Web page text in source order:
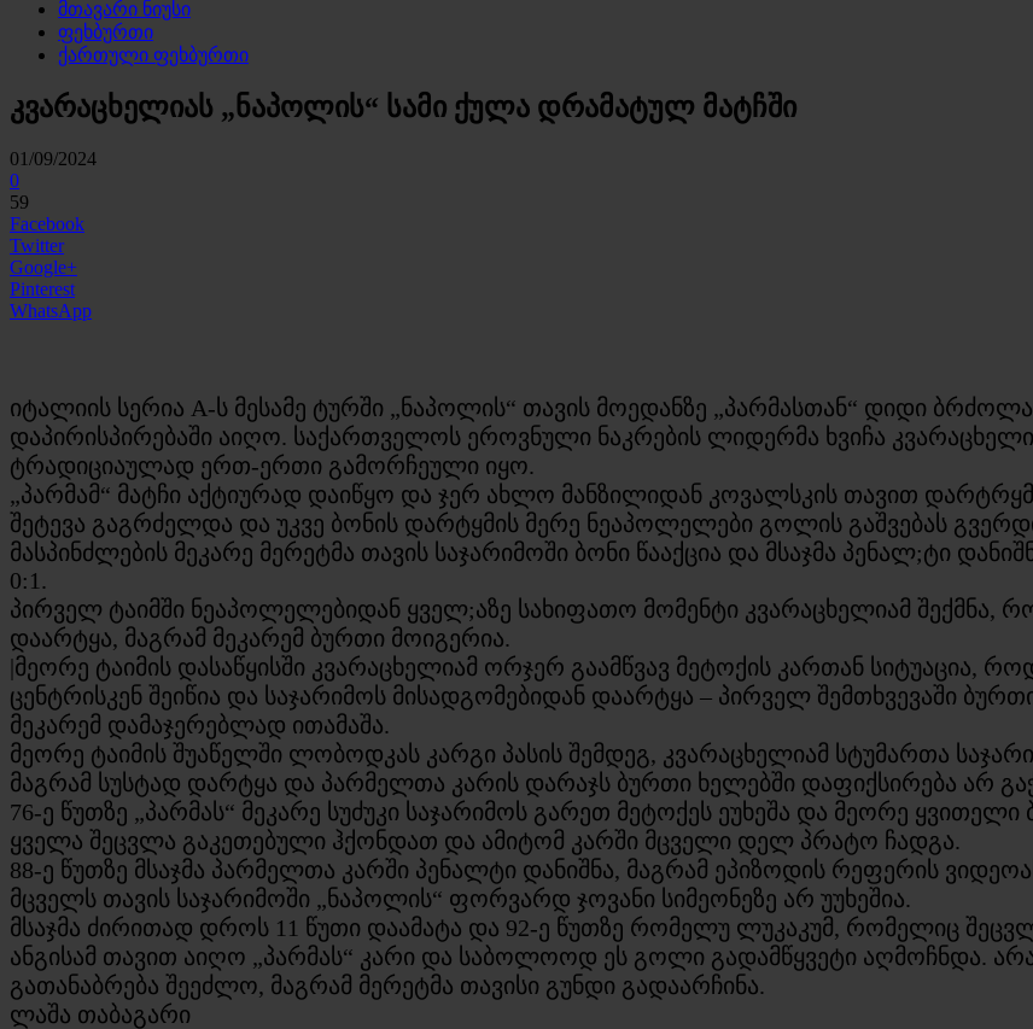
მთავარი ნიუსი
ფეხბურთი
ქართული ფეხბურთი
კვარაცხელიას „ნაპოლის“ სამი ქულა დრამატულ მატჩში
01/09/2024
0
59
Facebook
Twitter
Google+
Pinterest
WhatsApp
იტალიის სერია A-ს მესამე ტურში „ნაპოლის“ თავის მოედანზე „პარმასთან“ დიდი
დაპირისპირებაში აიღო. საქართველოს ეროვნული ნაკრების ლიდერმა ხვიჩა
ტრადიციაულად ერთ-ერთი გამორჩეული იყო.
„პარმამ“ მატჩი აქტიურად დაიწყო და ჯერ ახლო მანზილიდან კოვალსკის თავით
შეტევა გაგრძელდა და უკვე ბონის დარტყმის მერე ნეაპოლელები გოლის გაშვებას
მასპინძლების მეკარე მერეტმა თავის საჯარიმოში ბონი წააქცია და მსაჯმა პენალ;ტი
0:1.
პირველ ტაიმში ნეაპოლელებიდან ყველ;აზე სახიფათო მომენტი კვარაცხელიამ შექმნა,
დაარტყა, მაგრამ მეკარემ ბურთი მოიგერია.
|მეორე ტაიმის დასაწყისში კვარაცხელიამ ორჯერ გაამწვავ მეტოქის კართან სიტუაცია,
ცენტრისკენ შეიწია და საჯარიმოს მისადგომებიდან დაარტყა – პირველ შემთხვევაში
მეკარემ დამაჯერებლად ითამაშა.
მეორე ტაიმის შუაწელში ლობოდკას კარგი პასის შემდეგ, კვარაცხელიამ სტუმართა
მაგრამ სუსტად დარტყა და პარმელთა კარის დარაჯს ბურთი ხელებში დაფიქსირება არ
76-ე წუთზე „პარმას“ მეკარე სუძუკი საჯარიმოს გარეთ მეტოქეს ეუხეშა და მეორე
ყველა შეცვლა გაკეთებული ჰქონდათ და ამიტომ კარში მცველი დელ პრატო ჩადგა.
88-ე წუთზე მსაჯმა პარმელთა კარში პენალტი დანიშნა, მაგრამ ეპიზოდის რეფერის
მცველს თავის საჯარიმოში „ნაპოლის“ ფორვარდ ჯოვანი სიმეონეზე არ უუხეშია.
მსაჯმა ძირითად დროს 11 წუთი დაამატა და 92-ე წუთზე რომელუ ლუკაკუმ, რომელიც
ანგისამ თავით აიღო „პარმას“ კარი და საბოლოოდ ეს გოლი გადამწყვეტი აღმოჩნდა.
გათანაბრება შეეძლო, მაგრამ მერეტმა თავისი გუნდი გადაარჩინა.
ლაშა თაბაგარი